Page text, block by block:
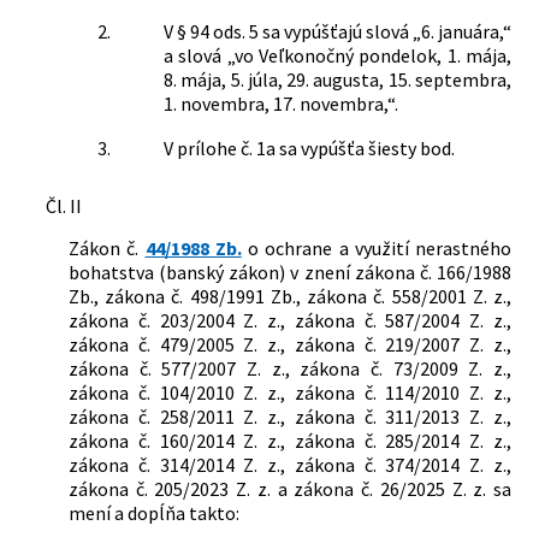
2.
V § 94 ods. 5 sa vypúšťajú slová „6. januára,“
a slová „vo Veľkonočný pondelok, 1. mája,
8. mája, 5. júla, 29. augusta, 15. septembra,
1. novembra, 17. novembra,“.
3.
V prílohe č. 1a sa vypúšťa šiesty bod.
Čl. II
Zákon č. 44/1988 Zb.o ochrane a využití nerastného
bohatstva (banský zákon) v znení zákona č. 166/1988
Zb., zákona č. 498/1991 Zb., zákona č. 558/2001 Z. z.,
zákona č. 203/2004 Z. z., zákona č. 587/2004 Z. z.,
zákona č. 479/2005 Z. z., zákona č. 219/2007 Z. z.,
zákona č. 577/2007 Z. z., zákona č. 73/2009 Z. z.,
zákona č. 104/2010 Z. z., zákona č. 114/2010 Z. z.,
zákona č. 258/2011 Z. z., zákona č. 311/2013 Z. z.,
zákona č. 160/2014 Z. z., zákona č. 285/2014 Z. z.,
zákona č. 314/2014 Z. z., zákona č. 374/2014 Z. z.,
zákona č. 205/2023 Z. z. a zákona č. 26/2025 Z. z. sa
mení a dopĺňa takto: